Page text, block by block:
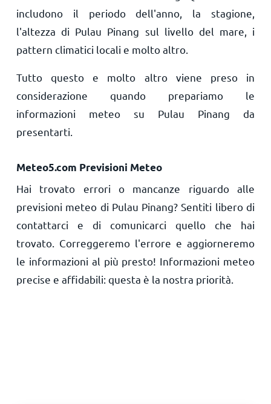
includono il periodo dell'anno, la stagione,
l'altezza di Pulau Pinang sul livello del mare, i
pattern climatici locali e molto altro.
Tutto questo e molto altro viene preso in
considerazione quando prepariamo le
informazioni meteo su Pulau Pinang da
presentarti.
Meteo5.com Previsioni Meteo
Hai trovato errori o mancanze riguardo alle
previsioni meteo di Pulau Pinang? Sentiti libero di
contattarci e di comunicarci quello che hai
trovato. Correggeremo l'errore e aggiorneremo
le informazioni al più presto! Informazioni meteo
precise e affidabili: questa è la nostra priorità.